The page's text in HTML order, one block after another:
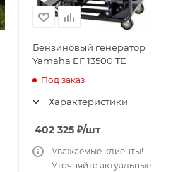
Бензиновый генератор
Yamaha EF 13500 TE
Под заказ
Характеристики
402 325 ₽/шт
Уважаемые клиенты!
Уточняйте актуальные